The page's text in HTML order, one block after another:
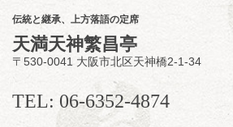
ン」／桂九ノ一「胴乱の
に「なんのこっちゃねん
開演：午後6時（5時30分
前売3,000円 当日3,500円
お問合せ：らららのらく
090-6976-1777 email：
lalalanorakugo@gmail.com
伝統と継承、上方落語の定席
天満天神繁昌亭
〒530-0041 大阪市北区天神橋2-1-34
TEL: 06-6352-4874